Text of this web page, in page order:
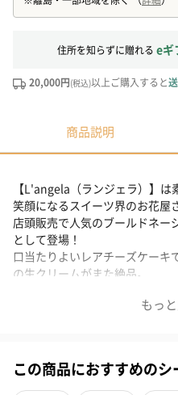
住所を知らずに贈れる eギ
20,000円(税込)以上ご購入すると
商品説明
もっ
【L'angela（ランジェラ）】
笑顔になるスイーツ界のお花屋
店頭販売で人気のブールドネー
として登場！
口当たりよいレアチーズケーキ
の生クリームがまた絶品。
※ご購入いただきました数量ご
期間限定！クリスマスVer.も
この商品におすすめのシ